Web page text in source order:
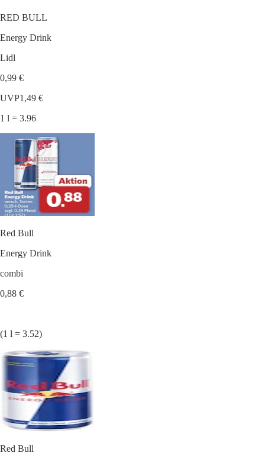
RED BULL
Energy Drink
Lidl
0,99 €
UVP1,49 €
1 l = 3.96
Red Bull
Energy Drink
combi
0,88 €
(1 l = 3.52)
Red Bull